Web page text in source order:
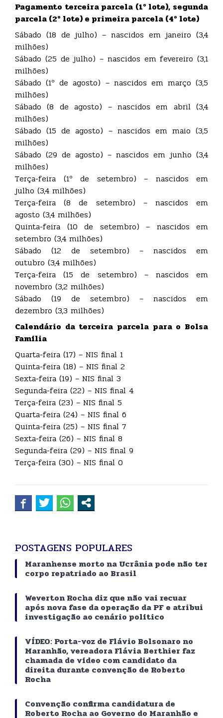
Pagamento terceira parcela (1º lote), segunda
parcela (2º lote) e primeira parcela (4º lote)
Sábado (18 de julho) – nascidos em janeiro (3,4
milhões)
Sábado (25 de julho) – nascidos em fevereiro (3,1
milhões)
Sábado (1º de agosto) – nascidos em março (3,5
milhões)
Sábado (8 de agosto) – nascidos em abril (3,4
milhões)
Sábado (15 de agosto) – nascidos em maio (3,5
milhões)
Sábado (29 de agosto) – nascidos em junho (3,4
milhões)
Terça-feira (1º de setembro) – nascidos em
julho (3,4 milhões)
Terça-feira (8 de setembro) – nascidos em
agosto (3,4 milhões)
Quinta-feira (10 de setembro) – nascidos em
setembro (3,4 milhões)
Sábado (12 de setembro) – nascidos em
outubro (3,4 milhões)
Terça-feira (15 de setembro) – nascidos em
novembro (3,2 milhões)
Sábado (19 de setembro) – nascidos em
dezembro (3,3 milhões)
Calendário da terceira parcela para o Bolsa
Família
Quarta-feira (17) – NIS final 1
Quinta-feira (18) – NIS final 2
Sexta-feira (19) – NIS final 3
Segunda-feira (22) – NIS final 4
Terça-feira (23) – NIS final 5
Quarta-feira (24) – NIS final 6
Quinta-feira (25) – NIS final 7
Sexta-feira (26) – NIS final 8
Segunda-feira (29) – NIS final 9
Terça-feira (30) – NIS final 0
POSTAGENS POPULARES
Maranhense morto na Ucrânia pode não ter
corpo repatriado ao Brasil
Weverton Rocha diz que não vai recuar
após nova fase da operação da PF e atribui
investigação ao cenário político
VÍDEO: Porta-voz de Flávio Bolsonaro no
Maranhão, vereadora Flávia Berthier faz
chamada de vídeo com candidato da
direita durante convenção de Roberto
Rocha
Convenção confirma candidatura de
Roberto Rocha ao Governo do Maranhão e